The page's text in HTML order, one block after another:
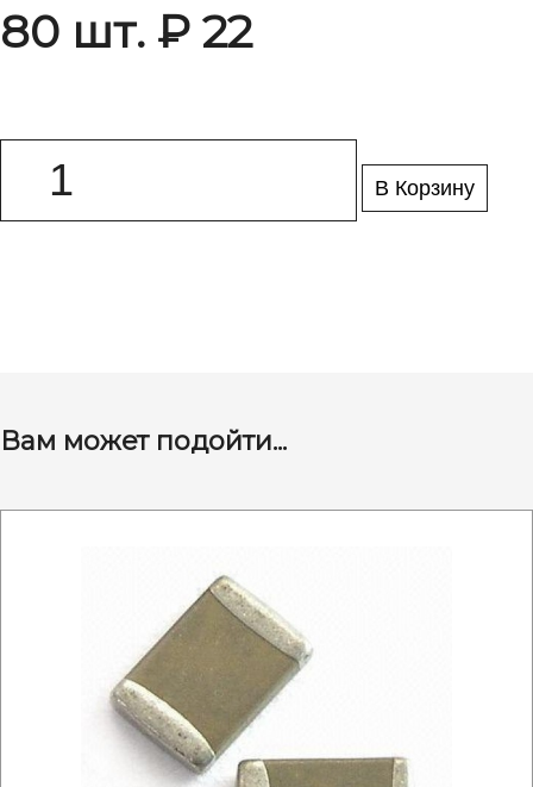
80 шт. ₽ 22
В Корзину
Вам может подойти...